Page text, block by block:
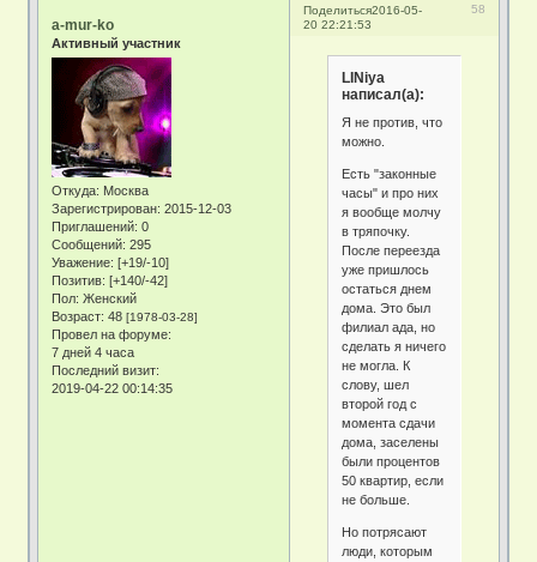
Поделиться 58
2016-05-
20 22:21:53
a-mur-ko
Активный участник
Откуда: Москва
Зарегистрирован: 2015-12-03
Приглашений: 0
Сообщений: 295
Уважение: [+19/-10]
Позитив: [+140/-42]
Пол: Женский
Возраст: 48[1978-03-28]
Провел на форуме:
7 дней 4 часа
Последний визит:
2019-04-22 00:14:35
LINiya
написал(а):
Я не против, что
можно.
Есть "законные
часы" и про них
я вообще молчу
в тряпочку.
После переезда
уже пришлось
остаться днем
дома. Это был
филиал ада, но
сделать я ничего
не могла. К
слову, шел
второй год с
момента сдачи
дома, заселены
были процентов
50 квартир, если
не больше.
Но потрясают
люди, которым